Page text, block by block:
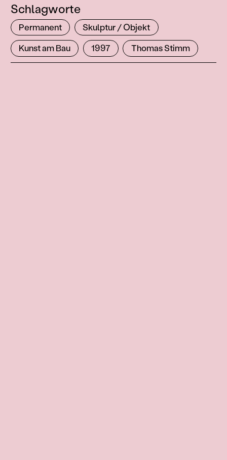
Schlagworte
Permanent
Skulptur / Objekt
Kunst am Bau
1997 Thomas Stimm